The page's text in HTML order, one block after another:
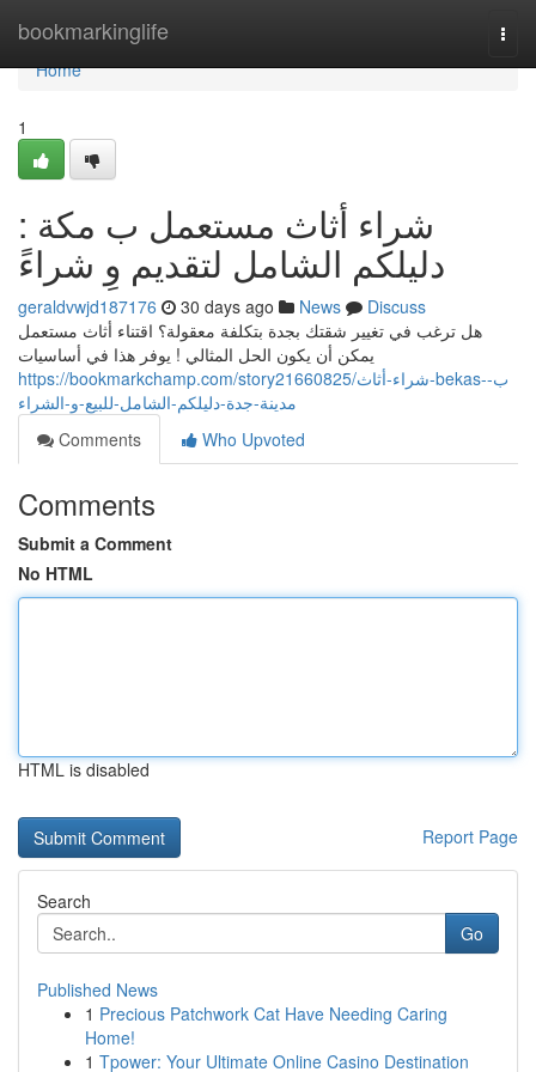
bookmarkinglife
Home
Home
1
شراء أثاث مستعمل ب مكة :
دليلكم الشامل لتقديم وِ شراءً
geraldvwjd187176 30 days ago News
Discuss
هل ترغب في تغيير شقتك بجدة بتكلفة معقولة؟ اقتناء أثاث مستعمل
يمكن أن يكون الحل المثالي ! يوفر هذا في أساسيات
https://bookmarkchamp.com/story21660825/شراء-أثاث-bekas-ب-
مدينة-جدة-دليلكم-الشامل-للبيع-و-الشراء
Comments
Who Upvoted
Comments
Submit a Comment
No HTML
HTML is disabled
Report Page
Search
Go
Published News
1 Precious Patchwork Cat Have Needing Caring
Home!
1 Tpower: Your Ultimate Online Casino Destination